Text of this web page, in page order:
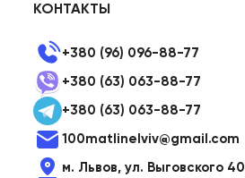
КОНТАКТЫ
+380 (96) 096-88-77
+380 (63) 063-88-77
+380 (63) 063-88-77
100matlinelviv@gmail.com
м. Львов, ул. Выговского 40